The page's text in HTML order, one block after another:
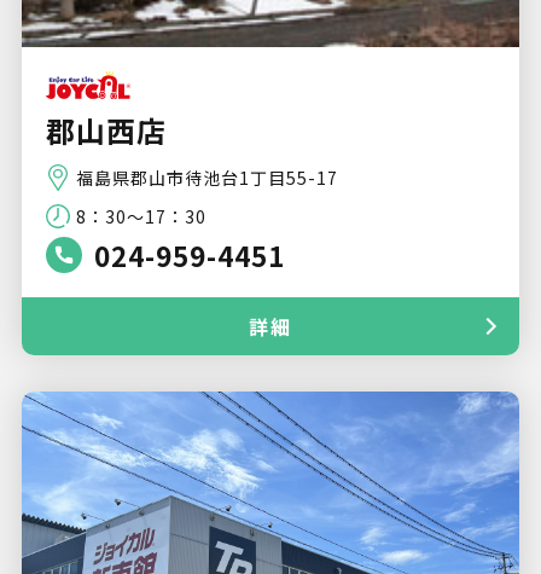
郡山西店
福島県郡山市待池台1丁目55-17
8：30～17：30
024-959-4451
詳細